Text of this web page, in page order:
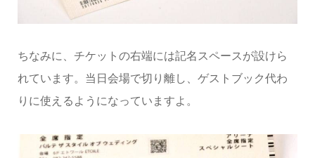
ちなみに、チケットの右端には記名スペースが設けら
れています。当日会場で切り離し、ゲストブック代わ
りに使えるようになっていますよ。